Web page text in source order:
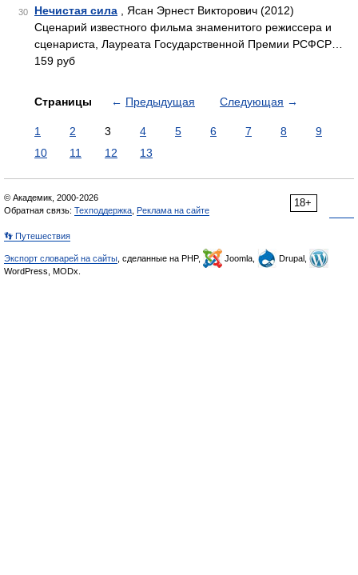
30 Нечистая сила , Ясан Эрнест Викторович (2012)
Сценарий известного фильма знаменитого режиссера и
сценариста, Лауреата Государственной Премии РСФСР…
159 руб
Страницы ← Предыдущая Следующая →
1 2 3 4 5 6 7 8
9
10
11 12 13
18+
© Академик, 2000-2026
Обратная связь: Техподдержка Реклама на сайте
👣 Путешествия
Экспорт словарей на сайты , сделанные на PHP, Joomla,
Drupal,
WordPress, MODx.